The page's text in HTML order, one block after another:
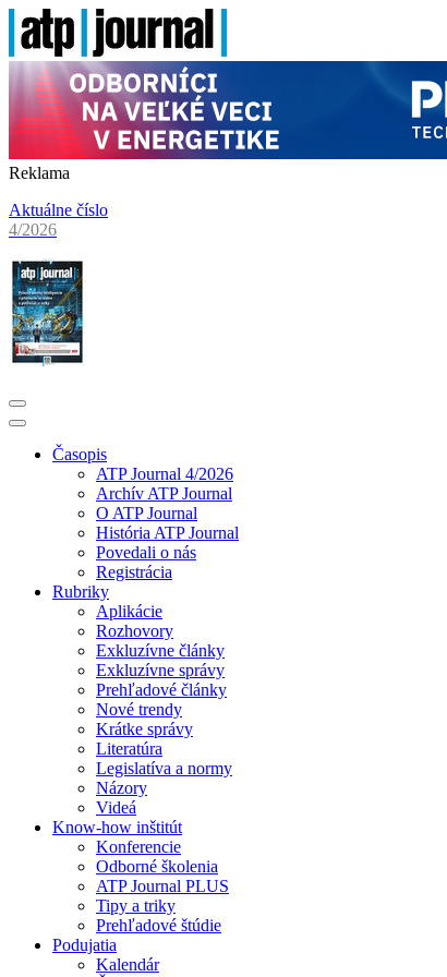
Reklama
Aktuálne číslo
4/2026
Časopis
ATP Journal 4/2026
Archív ATP Journal
O ATP Journal
História ATP Journal
Povedali o nás
Registrácia
Rubriky
Aplikácie
Rozhovory
Exkluzívne články
Exkluzívne správy
Prehľadové články
Nové trendy
Krátke správy
Literatúra
Legislatíva a normy
Názory
Videá
Know-how inštitút
Konferencie
Odborné školenia
ATP Journal PLUS
Tipy a triky
Prehľadové štúdie
Podujatia
Kalendár